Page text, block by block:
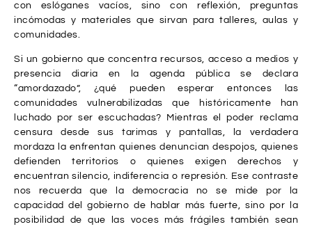
con eslóganes vacíos, sino con reflexión, preguntas
incómodas y materiales que sirvan para talleres, aulas y
comunidades.
Si un gobierno que concentra recursos, acceso a medios y
presencia diaria en la agenda pública se declara
“amordazado”, ¿qué pueden esperar entonces las
comunidades vulnerabilizadas que históricamente han
luchado por ser escuchadas? Mientras el poder reclama
censura desde sus tarimas y pantallas, la verdadera
mordaza la enfrentan quienes denuncian despojos, quienes
defienden territorios o quienes exigen derechos y
encuentran silencio, indiferencia o represión. Ese contraste
nos recuerda que la democracia no se mide por la
capacidad del gobierno de hablar más fuerte, sino por la
posibilidad de que las voces más frágiles también sean